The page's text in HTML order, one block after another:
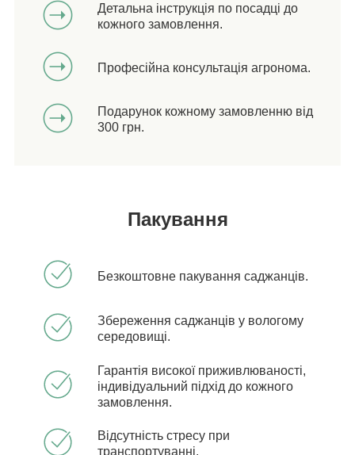
Детальна інструкція по посадці до
кожного замовлення.
Професійна консультація агронома.
Подарунок кожному замовленню від
300 грн.
Пакування
Безкоштовне пакування саджанців.
Збереження саджанців у вологому
середовищі.
Гарантія високої приживлюваності,
індивідуальний підхід до кожного
замовлення.
Відсутність стресу при
транспортуванні.